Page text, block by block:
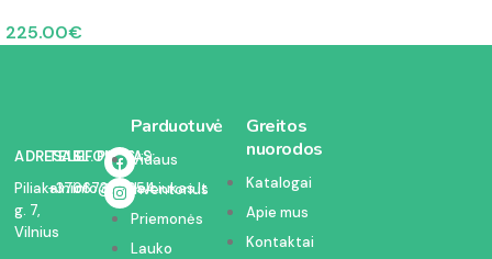
225.00€
ADRESAS:
Piliakalnio
g. 7,
Vilnius
TELEFONAS:
+37067350054
EL. PAŠTAS:
info@kodelciukas.lt
Parduotuvė
Vidaus
inventorius
Priemonės
Lauko
Greitos
nuorodos
Katalogai
Apie mus
Kontaktai